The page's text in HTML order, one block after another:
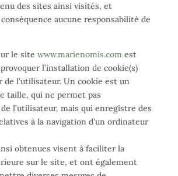
des sites ainsi visités, et
conséquence aucune responsabilité de
le site www.marienomis.comest
l’installation de cookie(s)
de l’utilisateur. Un cookie est un
taille, qui ne permet pas
l’utilisateur, mais qui enregistre des
à la navigation d’un ordinateur
obtenues visent à faciliter la
sur le site, et ont également